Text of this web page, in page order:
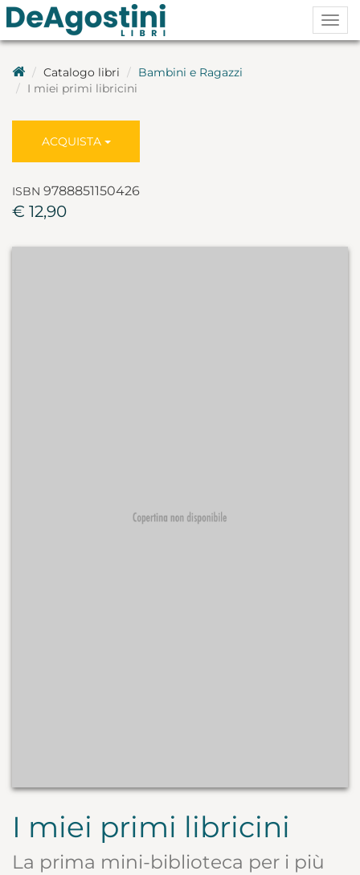
Catalogo libri
Bambini e Ragazzi
I miei primi libricini
ACQUISTA
ISBN 9788851150426
€ 12,90
I miei primi libricini
La prima mini-biblioteca per i più